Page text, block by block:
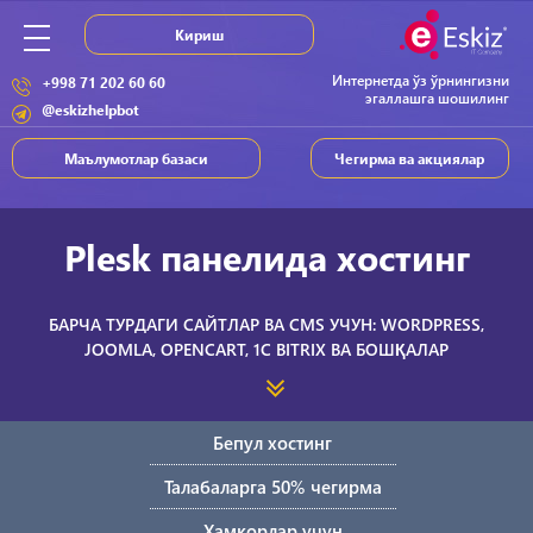
Интернетда ўз ўрнингизни
эгаллашга шошилинг
+998 71 202 60 60
@eskizhelpbot
Чегирма ва акциялар
Маълумотлар базаси
Кириш
Plesk панелида хостинг
БАРЧА ТУРДАГИ САЙТЛАР ВА CMS УЧУН: WORDPRESS,
JOOMLA, OPENCART, 1C BITRIX ВА БОШҚАЛАР
Виртуал хостинг нима?
Хостинг (инглизча hosting) – хостинг операторнинг ўзидаги
масофавий серверда сайт ва уни бошқариш
Бепул хостинг
Талабаларга 50% чегирма